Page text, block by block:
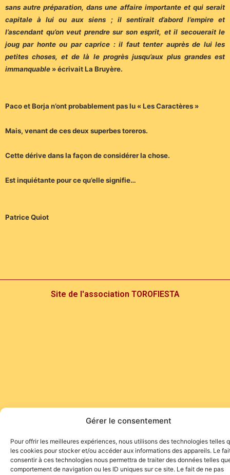
Gérer le consentement
Pour offrir les meilleures expériences, nous utilisons des technologies telles
les cookies pour stocker et/ou accéder aux informations des appareils. Le
consentir à ces technologies nous permettra de traiter des données telles
comportement de navigation ou les ID uniques sur ce site. Le fait de ne pas
sans autre préparation, dans une affaire importante et qui serait
capitale à lui ou aux siens ; il sentirait d’abord l’empire et
l’ascendant qu’on veut prendre sur son esprit, et il secouerait le
joug par honte ou par caprice : il faut tenter auprès de lui les
petites choses, et de là le progrès jusqu’aux plus grandes est
immanquable » écrivait La Bruyère.
Paco et Borja n’ont probablement pas lu « Les Caractères »
Mais, venant de ces deux superbes toreros.
Cette dérive dans la façon de considérer la chose.
Est inquiétante pour ce qu’elle signifie…
Patrice Quiot
Site de l'association TOROFIESTA